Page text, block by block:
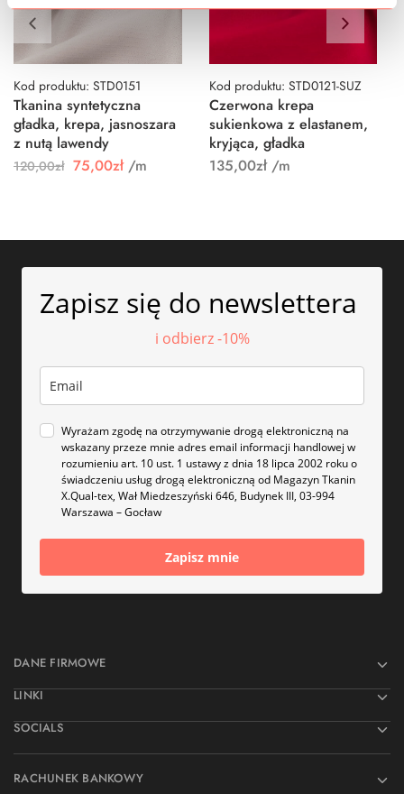
Kod produktu: STD0151
Tkanina syntetyczna
gładka, krepa, jasnoszara
z nutą lawendy
120,00zł 75,00zł/m
Kod produktu: STD0121-SUZ
Czerwona krepa
sukienkowa z elastanem,
kryjąca, gładka
135,00zł/m
Zapisz się do newslettera
i odbierz -10%
Wyrażam zgodę na otrzymywanie drogą elektroniczną na
wskazany przeze mnie adres email informacji handlowej w
rozumieniu art. 10 ust. 1 ustawy z dnia 18 lipca 2002 roku o
świadczeniu usług drogą elektroniczną od Magazyn Tkanin
X.Qual-tex, Wał Miedzeszyński 646, Budynek III, 03-994
Warszawa – Gocław
Zapisz mnie
DANE FIRMOWE
LINKI
SOCIALS
RACHUNEK BANKOWY